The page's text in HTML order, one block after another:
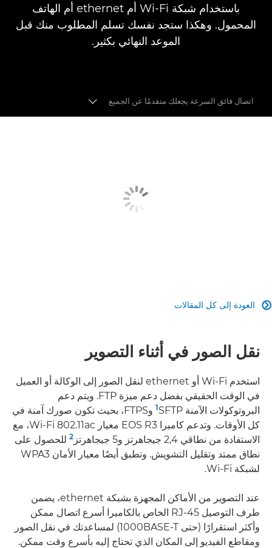
باستخدام شبكة Wi-Fi أم ethernet أم الهاتف
المحمول. وهكذا ستجد نفسك تسلم المطلوب منك قبل
الموعد النهائي بكثير.
اتصال فائق السرعة يجعلك متقدمًا عن الجميع
العودة إلى كل المقالات 
نقل الصور في أثناء التصوير
استخدم Wi-Fi أو ethernet لنقل الصور إلى الوكالة أو العميل
في الوقت الحقيقي بفضل دعم ميزة FTP. ويتم دعم
البروتوكولات الآمنة SFTP
1
وFTPS، بحيث تكون صورك آمنة في
كل الأوقات. وتدعم كاميرا EOS R3 معيار 802.11ac ‏Wi-Fi، مع
الاستفادة من نطاقي 2,4 جيجاهرتز و5 جيجاهرتز
2 للحصول على
نطاق ممتد وتقليل التشويش. وتطبق أيضًا معيار الأمان WPA3
لشبكة Wi-Fi.
عند التصوير من الأماكن المجهزة بشبكة ethernet، يضمن
طرف التوصيل RJ-45 الخاص بالكاميرا أسرع اتصال ممكن
وأكثر استقرارًا (حتى 1000BASE-T) لمساعدتك في نقل الصور
ومقاطع الفيديو إلى المكان الذي تحتاج إليه بأسرع وقت ممكن.